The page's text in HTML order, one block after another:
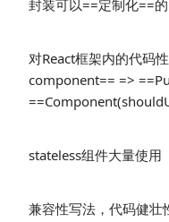
封装可以==定制化==
对React框架内的代码
component== =>
stateless组件大量使用
兼容性写法，代码健壮